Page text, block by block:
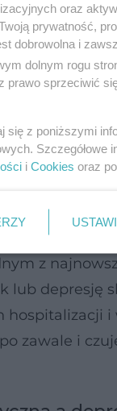
się
z
lub depresję
hospitalizacji
zawale i
oraz
prywatność,
dobrowolna i
dolnym rogu
prawo sprzeciwić
się z poniższymi
Szczegółowe
i Cookies oraz